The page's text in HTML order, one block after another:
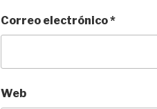
Correo electrónico*
Web